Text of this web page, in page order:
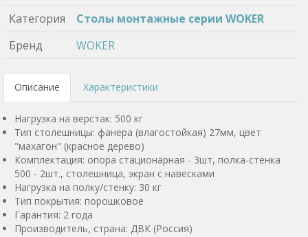
Категория
Столы монтажные серии WOKER
Бренд
WOKER
Описание Характеристики
Нагрузка на верстак: 500 кг
Тип столешницы: фанера (влагостойкая) 27мм, цвет
"махагон" (красное дерево)
Комплектация: опора стационарная - 3шт, полка-стенка
500 - 2шт., столешница, экран с навесками
Нагрузка на полку/стенку: 30 кг
Тип покрытия: порошковое
Гарантия: 2 года
Производитель, страна: ДВК (Россия)